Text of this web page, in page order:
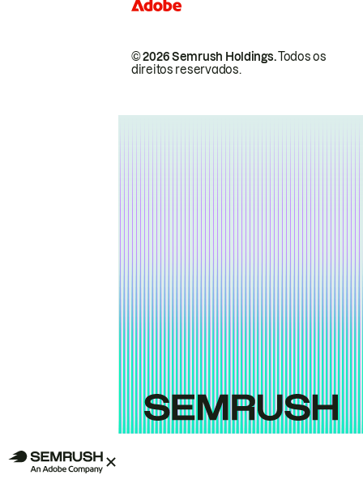
© 2026 Semrush Holdings.Todos os
direitos reservados.